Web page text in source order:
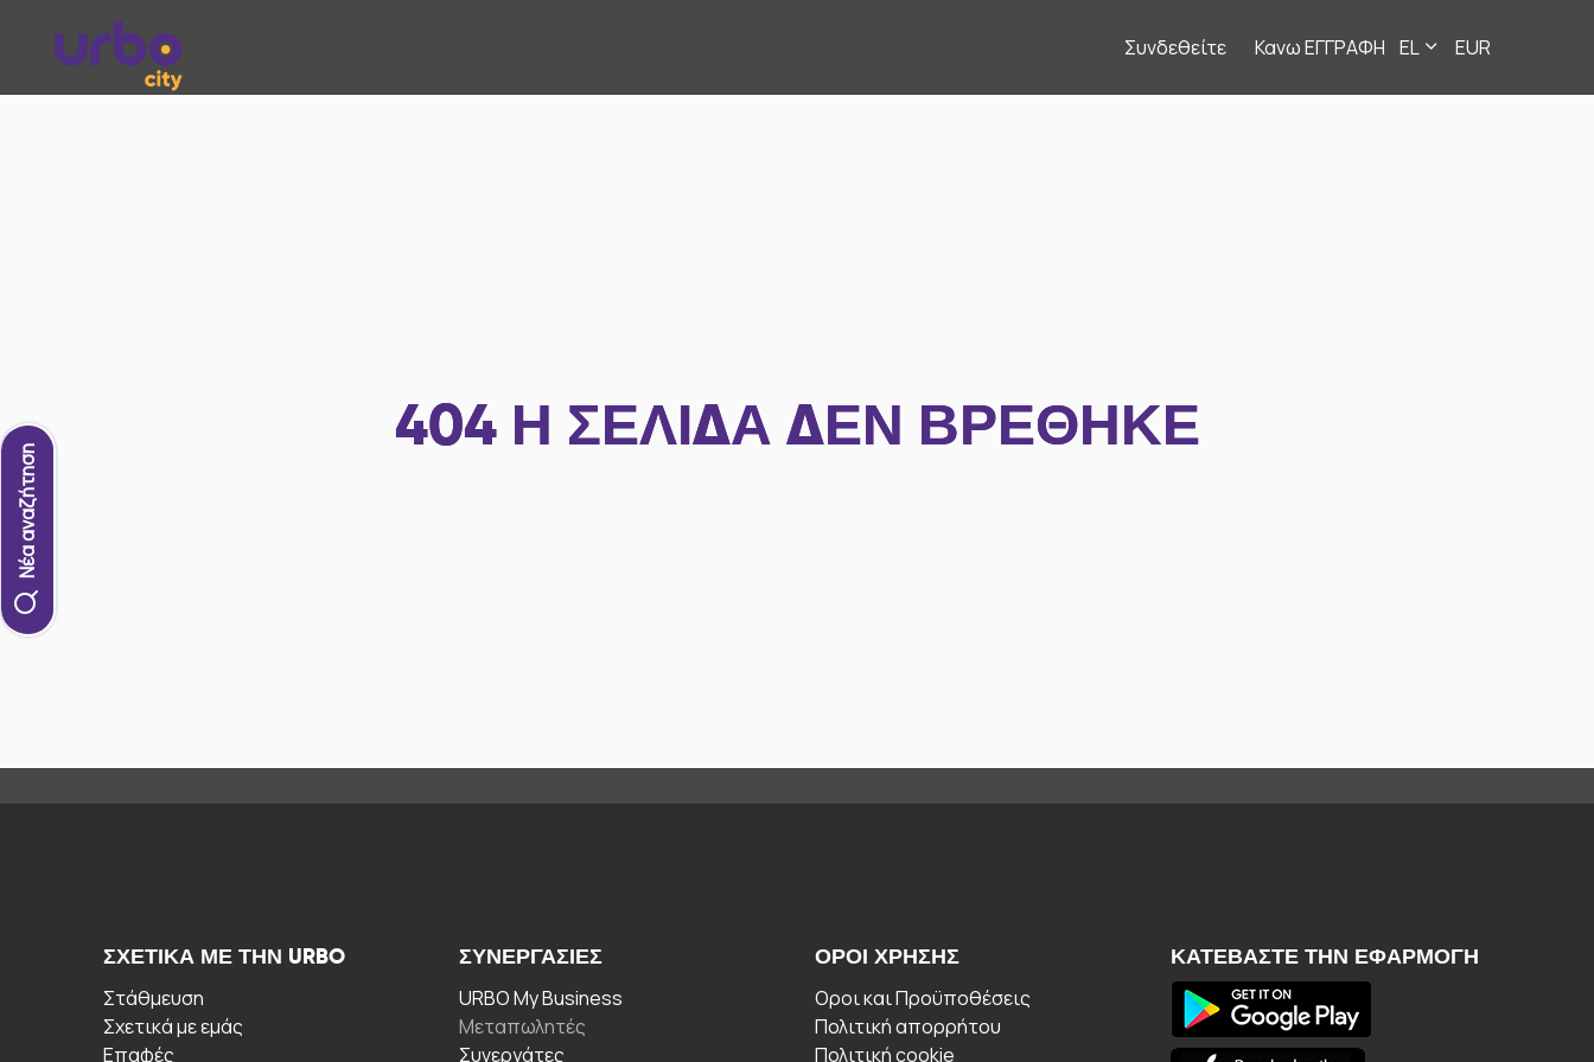
Συνδεθείτε Κανω ΕΓΓΡΑΦΗ EL EUR
Νέα αναζήτηση
404 Η ΣΕΛΊΔΑ ΔΕΝ ΒΡΈΘΗΚΕ
ΣΧΕΤΙΚΆ ΜΕ ΤΗΝ URBO
Στάθμευση
Σχετικά με εμάς
Επαφές
ΣΥΝΕΡΓΑΣΊΕΣ
URBO My Business
Μεταπωλητές
Συνεργάτες
ΟΡΟΙ ΧΡΉΣΗΣ
Οροι και Προϋποθέσεις
Πολιτική απορρήτου
Πολιτική cookie
ΚΑΤΕΒΆΣΤΕ ΤΗΝ ΕΦΑΡΜΟΓΉ